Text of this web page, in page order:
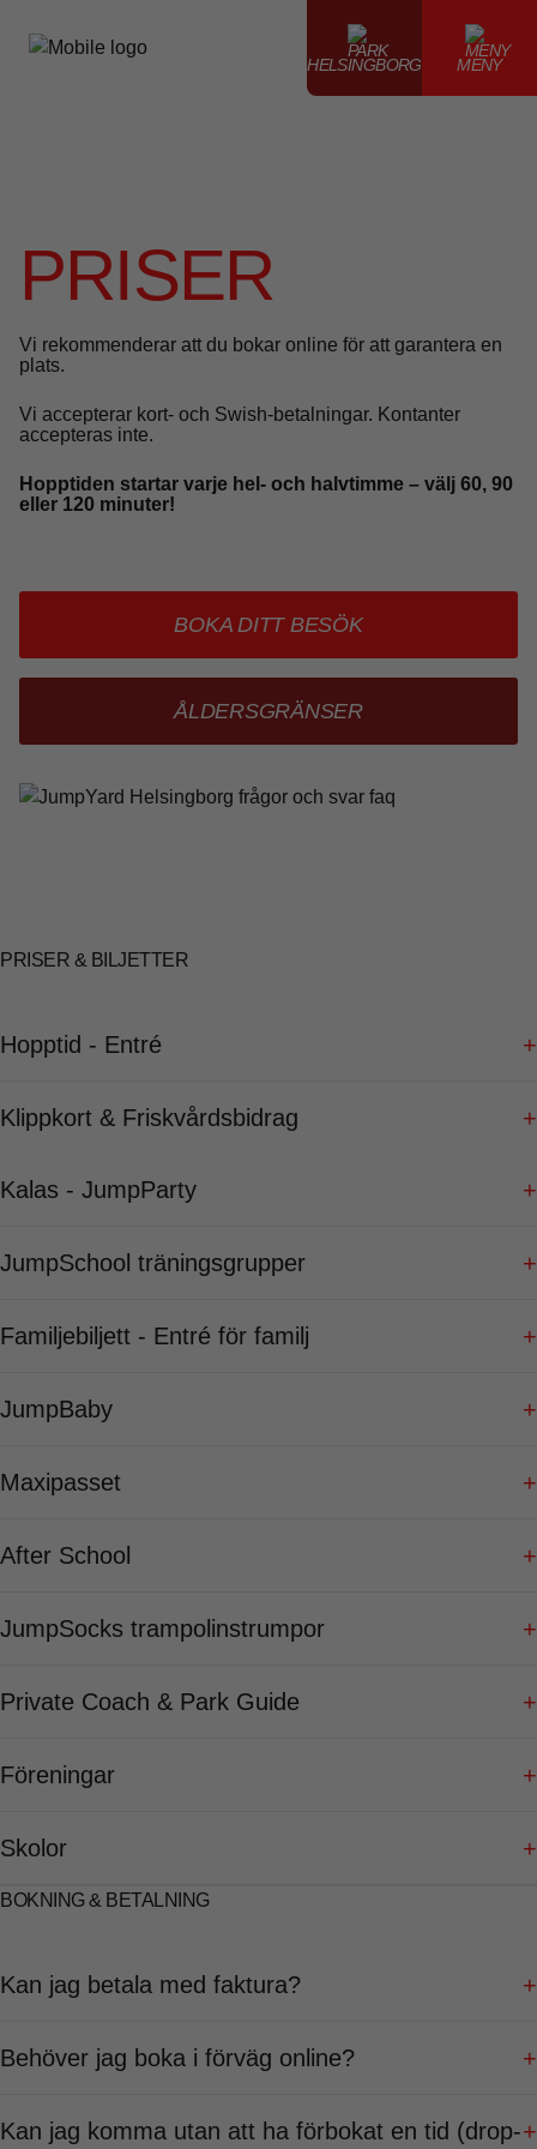
HELSINGBORG MENY
PRISER
Vi rekommenderar att du bokar online för att garantera en
plats.
Vi accepterar kort- och Swish-betalningar. Kontanter
accepteras inte.
Hopptiden startar varje hel- och halvtimme – välj 60, 90
eller 120 minuter!
BOKA DITT BESÖK
ÅLDERSGRÄNSER
PRISER & BILJETTER
Hopptid - Entré +
Klippkort & Friskvårdsbidrag +
Kalas - JumpParty +
JumpSchool träningsgrupper +
Familjebiljett - Entré för familj +
JumpBaby +
Maxipasset +
After School +
JumpSocks trampolinstrumpor +
Private Coach & Park Guide +
Föreningar +
Skolor +
BOKNING & BETALNING
Kan jag betala med faktura? +
Behöver jag boka i förväg online? +
Kan jag komma utan att ha förbokat en tid (drop-+